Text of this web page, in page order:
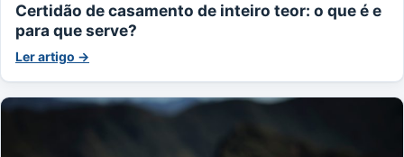
Certidão de casamento de inteiro teor: o que é e
para que serve?
Ler artigo →